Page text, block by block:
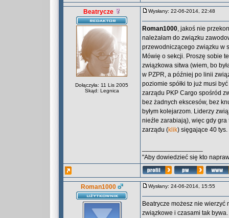
Beatrycze
Dołączyła: 11 Lis 2005
Skąd: Legnica
Wysłany: 22-06-2014, 22:48
Roman1000, jakoś nie
należałam do związku
przewodniczącego związku w
Mówię o sekcji. Proszę sobie
związkowa sitwa (wiem, bo
w PZPR, a później po linii
poziomie spółki to już musi
zarządu PKP Cargo spośród
bez żadnych ekscesów, bez
byłym kolejarzom. Liderzy
nieźle zarabiają), więc gdy gra
zarządu (klik) sięgające 40
"Aby dowiedzieć się kto
Roman1000 Wysłany: 24-06-2014, 15:55
Beatrycze możesz nie wierzyć
związkowe i czasami tak